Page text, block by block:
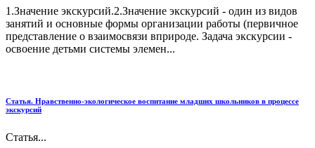
1.Значение экскурсий.2.Значение экскурсий - один из видов
занятий и основные формы организации работы (первичное
представление о взаимосвязи вприроде. Задача экскурсии -
освоение детьми системы элемен...
Статья. Нравственно-экологическое воспитание младших школьников в процессе
экскурсий
Статья...